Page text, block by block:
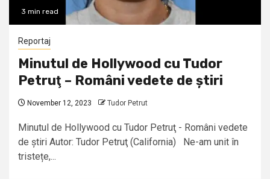
3 min read
Reportaj
Minutul de Hollywood cu Tudor
Petruţ – Români vedete de știri
November 12, 2023 Tudor Petrut
Minutul de Hollywood cu Tudor Petruţ - Români vedete
de știri Autor: Tudor Petruţ (California) Ne-am unit în
tristețe,...